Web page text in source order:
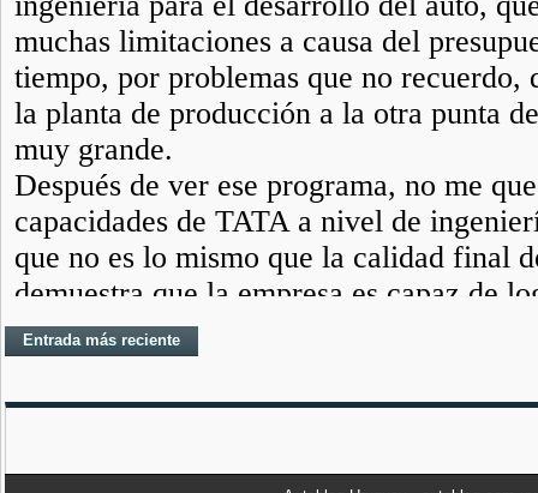
Entrada más reciente